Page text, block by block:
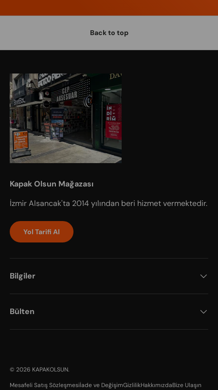
Back to top
Kapak Olsun Mağazası
İzmir Alsancak'ta 2014 yılından beri hizmet vermektedir.
Yol Tarifi Al
Bilgiler
Bülten
© 2026 KAPAKOLSUN.
Mesafeli Satış Sözleşmesiİade ve DeğişimGizlilikHakkımızdaBize Ulaşın